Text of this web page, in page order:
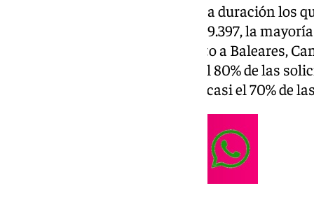
Son 49.397 alojamientos de corta duración los
registro en Andalucía. De esas 49.397, la
acumula 27.936. Andalucía, junto a Baleares,
Valenciana, concentran más del 80% de las
definitiva de alquiler turístico y casi el 70% de